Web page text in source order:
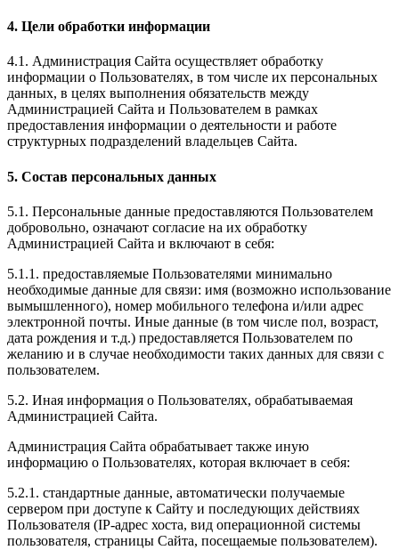
4. Цели обработки информации
4.1. Администрация Сайта осуществляет обработку
информации о Пользователях, в том числе их персональных
данных, в целях выполнения обязательств между
Администрацией Сайта и Пользователем в рамках
предоставления информации о деятельности и работе
структурных подразделений владельцев Сайта.
5. Состав персональных данных
5.1. Персональные данные предоставляются Пользователем
добровольно, означают согласие на их обработку
Администрацией Сайта и включают в себя:
5.1.1. предоставляемые Пользователями минимально
необходимые данные для связи: имя (возможно использование
вымышленного), номер мобильного телефона и/или адрес
электронной почты. Иные данные (в том числе пол, возраст,
дата рождения и т.д.) предоставляется Пользователем по
желанию и в случае необходимости таких данных для связи с
пользователем.
5.2. Иная информация о Пользователях, обрабатываемая
Администрацией Сайта.
Администрация Сайта обрабатывает также иную
информацию о Пользователях, которая включает в себя:
5.2.1. стандартные данные, автоматически получаемые
сервером при доступе к Сайту и последующих действиях
Пользователя (IP-адрес хоста, вид операционной системы
пользователя, страницы Сайта, посещаемые пользователем).